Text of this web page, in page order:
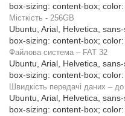
box-sizing: content-box;
Місткість - 256GB
Ubuntu, Arial, Helvetica,
box-sizing: content-box;
Файлова система – FAT 32
Ubuntu, Arial, Helvetica,
box-sizing: content-box;
Швидкість передачі даних –
Ubuntu, Arial, Helvetica,
box-sizing: content-box;